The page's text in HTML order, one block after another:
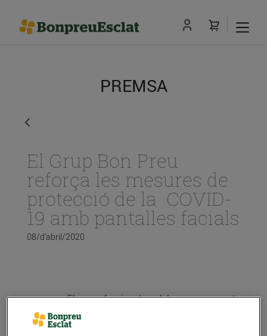
PREMSA
El Grup Bon Preu
reforça les mesures de
protecció de la COVID-
19 amb pantalles facials
08/d’abril/2020
Els professionals dels supermercats
la compra on-line a domicili i els gestors